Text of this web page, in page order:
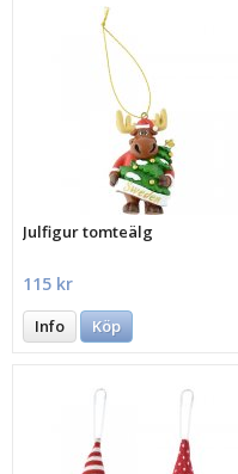
Julfigur tomteälg
115 kr
Info Köp